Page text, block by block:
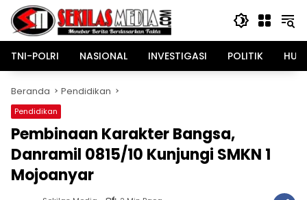
Langsung
konten
TNI-POLRI
NASIONAL INVESTIGASI POLITIK
Beranda Pendidikan
Pendidikan
Pembinaan Karakter Bangsa,
Danramil 0815/10 Kunjungi SMKN 1
Mojoanyar